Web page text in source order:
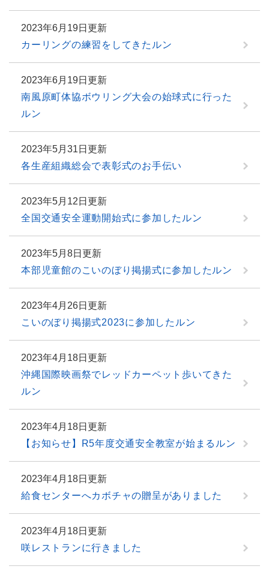
2023年6月19日更新
カーリングの練習をしてきたルン
2023年6月19日更新
南風原町体協ボウリング大会の始球式に行った
ルン
2023年5月31日更新
各生産組織総会で表彰式のお手伝い
2023年5月12日更新
全国交通安全運動開始式に参加したルン
2023年5月8日更新
本部児童館のこいのぼり掲揚式に参加したルン
2023年4月26日更新
こいのぼり掲揚式2023に参加したルン
2023年4月18日更新
沖縄国際映画祭でレッドカーペット歩いてきた
ルン
2023年4月18日更新
【お知らせ】R5年度交通安全教室が始まるルン
2023年4月18日更新
給食センターへカボチャの贈呈がありました
2023年4月18日更新
咲レストランに行きました